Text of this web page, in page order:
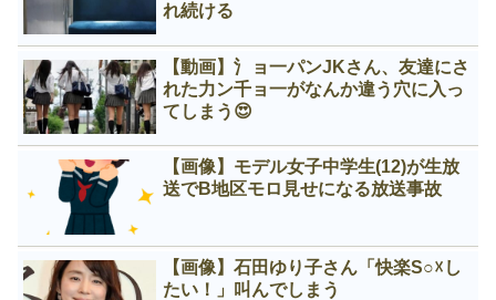
れ続ける
【動画】氵ョ一パンJKさん、友達にさ
れた力ン千ョ一がなんか違う穴に入っ
てしまう😍
【画像】モデル女子中学生(12)が生放
送でB地区モロ見せになる放送事故
【画像】石田ゆり子さん「快楽S○☓し
たい！」叫んでしまう